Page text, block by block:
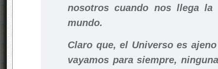
nosotros cuando nos llega la
mundo.
Claro que, el Universo es
vayamos para siempre,